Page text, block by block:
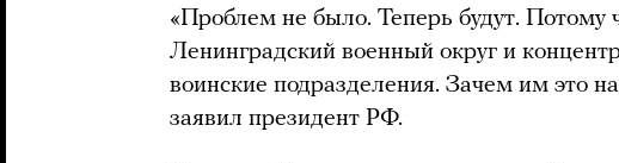
«Проблем не было. Теперь будут. Потому
Ленинградский военный округ и
воинские подразделения. Зачем им это
заявил президент РФ.